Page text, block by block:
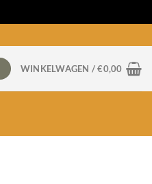
WINKELWAGEN /€0,00